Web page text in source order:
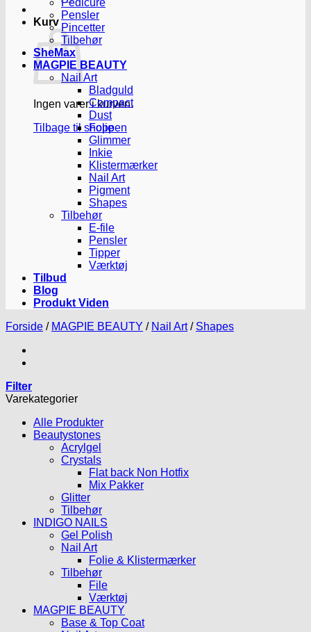
Kurv
Ingen varer i kurven.
Tilbage til shoppen
Pedicure
Pensler
Pincetter
Tilbehør
SheMax
MAGPIE BEAUTY
Nail Art
Bladguld
Compact
Dust
Folie
Glimmer
Inkie
Klistermærker
Nail Art
Pigment
Shapes
Tilbehør
E-file
Pensler
Tipper
Værktøj
Tilbud
Blog
Produkt Viden
Forside / MAGPIE BEAUTY / Nail Art / Shapes
Filter
Varekategorier
Alle Produkter
Beautystones
Acrylgel
Crystals
Flat back Non Hotfix
Mix Pakker
Glitter
Tilbehør
INDIGO NAILS
Gel Polish
Nail Art
Folie & Klistermærker
Tilbehør
File
Værktøj
MAGPIE BEAUTY
Base & Top Coat